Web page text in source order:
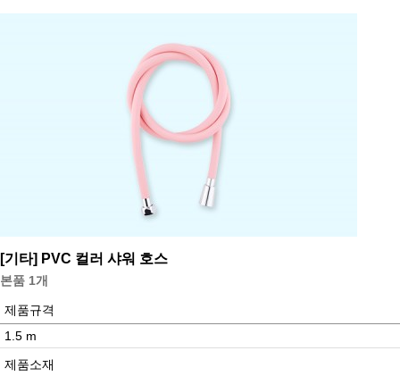
[기타] PVC 컬러 샤워 호스
본품 1개
제품규격
1.5 m
제품소재